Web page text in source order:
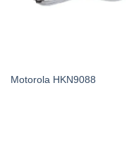
Motorola HKN9088